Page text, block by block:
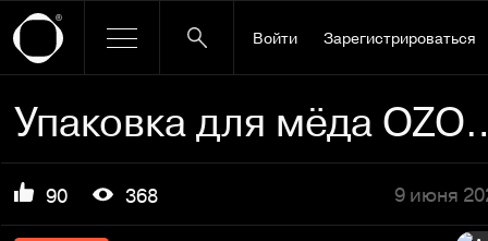
Войти Зарегистрироваться
Упаковка
90 368 9 июня